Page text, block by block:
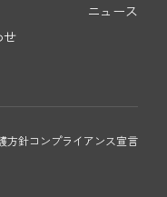
せ
ニュース
方針コンプライアンス宣言